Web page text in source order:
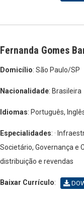
Fernanda Gomes
Domicílio: São Paulo/SP
Nacionalidade: Brasileira
Idiomas: Português,
Especialidades: ·
Societário, Governança e
distribuição e revendas
Baixar Currículo: